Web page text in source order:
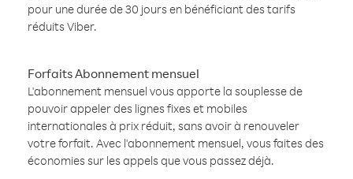
pour une durée de 30 jours en bénéficiant des tarifs
réduits Viber.
Forfaits Abonnement mensuel
L'abonnement mensuel vous apporte la souplesse de
pouvoir appeler des lignes fixes et mobiles
internationales à prix réduit, sans avoir à renouveler
votre forfait. Avec l'abonnement mensuel, vous faites des
économies sur les appels que vous passez déjà.